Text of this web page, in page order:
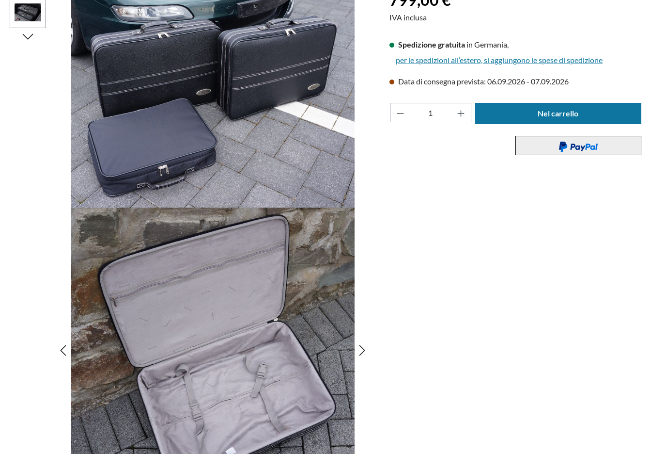
IVA inclusa
Spedizione gratuita in Germania,
per le spedizioni all’estero, si aggiungono le spese di spedizione
Data di consegna prevista: 06.09.2026 - 07.09.2026
Quantità del prodotto: inserisci la quantità
Nel carrello